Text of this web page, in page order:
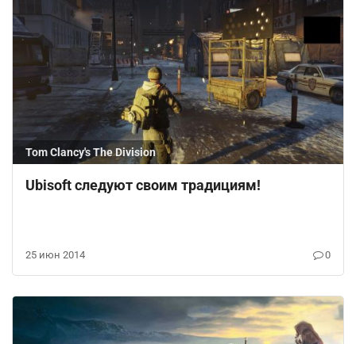
Tom Clancy's The Division
Ubisoft следуют своим традициям!
25 июн 2014 0